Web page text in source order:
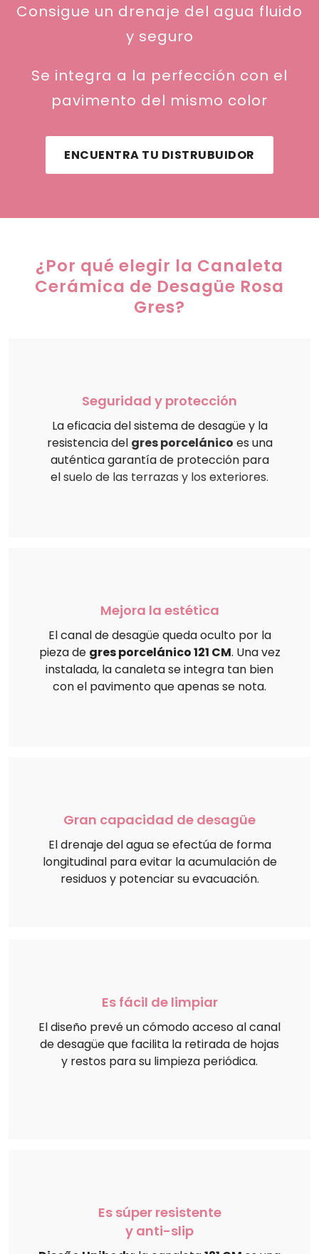
Consigue un drenaje del agua fluido
y seguro
Se integra a la perfección con el
pavimento del mismo color
ENCUENTRA TU DISTRUBUIDOR
¿Por qué elegir la Canaleta
Cerámica de Desagüe Rosa
Gres?
Seguridad y protección
La eficacia del sistema de desagüe y la
resistencia del gres porcelánico es una
auténtica garantía de protección para
elsuelo de las terrazas y los exteriores.
Mejora la estética
El canal de desagüe queda oculto por la
pieza de gres porcelánico 121 CM. Una vez
instalada, la canaleta se integra tan bien
con el pavimento que apenas se nota.
Gran capacidad de desagüe
El drenaje del agua se efectúa de forma
longitudinal para evitar la acumulación de
residuos y potenciar su evacuación.
Es fácil de limpiar
El diseño prevé un cómodo acceso al canal
de desagüe que facilita la retirada de hojas
y restos para su limpieza periódica.
Es súper resistente
y anti-slip